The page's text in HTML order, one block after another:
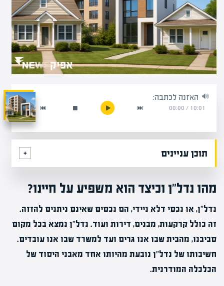
האזנה לכתבה:
10:01
/
00:00
תוכן עניינים
מהו נדל"ן וכיצד הוא משפיע על חיינו?
נדל"ן, או נכסי דלא ניידי, הם נכסים שאינם ניתנים להזזה.
זה כולל קרקעות, מבנים, דירות ועוד. נדל"ן נמצא בכל מקום
סביבנו, מהבית שבו אנו גרים ועד למשרד שבו אנו עובדים.
חשיבותו של נדל"ן נובעת מהיותו אחד מאבני היסוד של
הכלכלה המודרנית.